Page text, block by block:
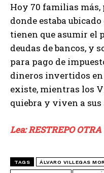
Hoy 70 familias
donde estaba
tienen que asumir el
deudas de bancos, y
para pago de
dineros invertidos
existe, mientras los
quiebra y viven a
Lea: RESTREPO
TAGS ÁLVARO VILLEGAS